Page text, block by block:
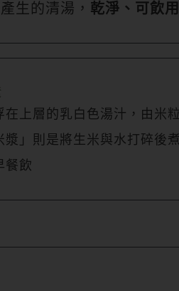
生的清湯， 乾淨、可飲用
在上層的乳白色湯汁，由米
漿」則是將生米與水打碎後
餐飲